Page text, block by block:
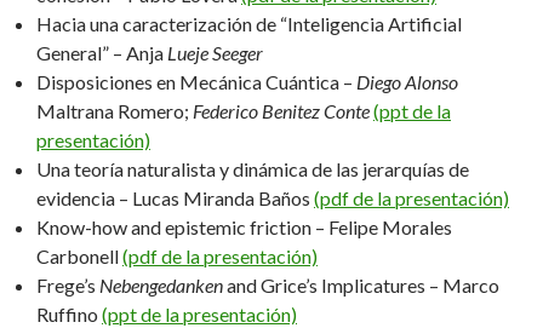
Hacia una caracterización de “Inteligencia Artificial
General” – Anja Lueje Seeger
Disposiciones en Mecánica Cuántica – Diego Alonso
Maltrana Romero; Federico Benitez Conte(ppt de la
presentación)
Una teoría naturalista y dinámica de las jerarquías de
evidencia – Lucas Miranda Baños (pdf de la presentación)
Know-how and epistemic friction – Felipe Morales
Carbonell(pdf de la presentación)
Frege’s Nebengedankenand Grice’s Implicatures – Marco
Ruffino (ppt de la presentación)